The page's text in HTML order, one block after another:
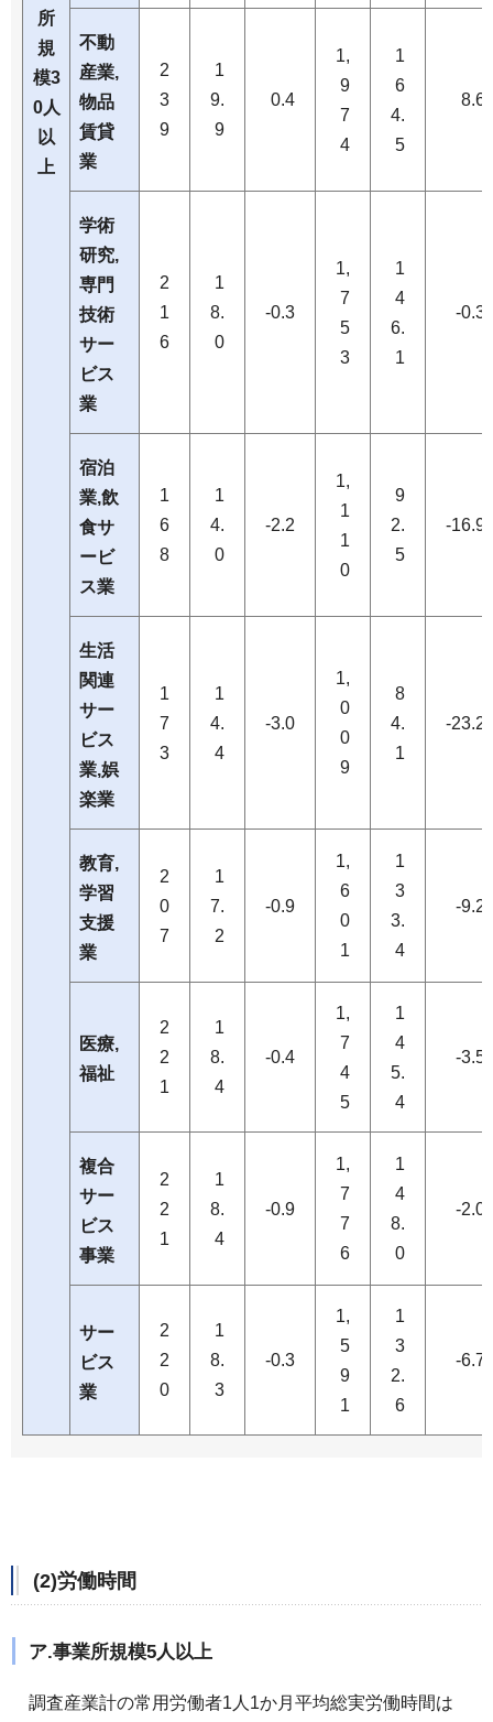
所
規
模3
0人
以
上
不動
産業,
物品
賃貸
業
2
3
9
1
9.
9
0.4
1,
9
7
4
1
6
4.
5
8.6
学術
研究,
専門
技術
サー
ビス
業
2
1
6
1
8.
0
-0.3
1,
7
5
3
1
4
6.
1
-0.3
宿泊
業,飲
食サ
ービ
ス業
1
6
8
1
4.
0
-2.2
1,
1
1
0
9
2.
5
-16.9
生活
関連
サー
ビス
業,娯
楽業
1
7
3
1
4.
4
-3.0
1,
0
0
9
8
4.
1
-23.2
教育,
学習
支援
業
2
0
7
1
7.
2
-0.9
1,
6
0
1
1
3
3.
4
-9.2
医療,
福祉
2
2
1
1
8.
4
-0.4
1,
7
4
5
1
4
5.
4
-3.5
複合
サー
ビス
事業
2
2
1
1
8.
4
-0.9
1,
7
7
6
1
4
8.
0
-2.0
サー
ビス
業
2
2
0
1
8.
3
-0.3
1,
5
9
1
1
3
2.
6
-6.7
(2)労働時間
ア.事業所規模5人以上
調査産業計の常用労働者1人1か月平均総実労働時間は